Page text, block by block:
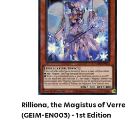
Rilliona, the Magistus of Verre
(GEIM-EN003) - 1st Edition